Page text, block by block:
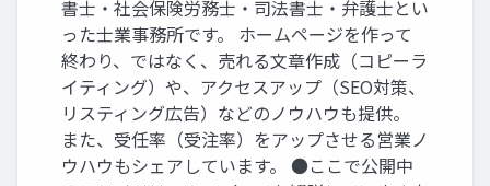
書士・社会保険労務士・司法書士・弁護士とい
った士業事務所です。 ホームページを作って
終わり、ではなく、売れる文章作成（コピーラ
イティング）や、アクセスアップ（SEO対策、
リスティング広告）などのノウハウも提供。
また、受任率（受注率）をアップさせる営業ノ
ウハウもシェアしています。 ●ここで公開中